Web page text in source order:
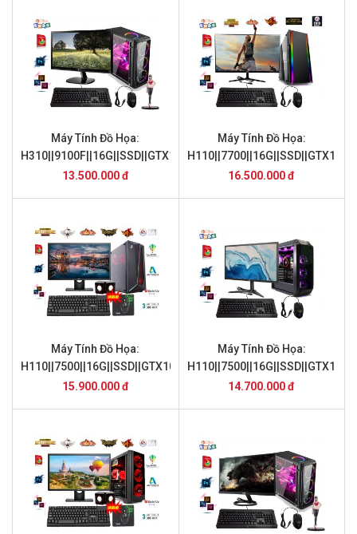
Máy Tính Đồ Họa:
H310||9100F||16G||SSD||GTX1050||24inch
13.500.000 đ
Máy Tính Đồ Họa:
16.500.000 đ
Máy Tính Đồ Họa:
H110||7500||16G||SSD||GTX1050Ti||24inch
15.900.000 đ
Máy Tính Đồ Họa:
14.700.000 đ